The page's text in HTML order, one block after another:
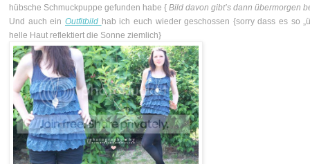
hübsche Schmuckpuppe gefunden habe { Bild davon gibt’s dann übermorgen
Und auch ein Outfitbild hab ich euch wieder geschossen {sorry dass es so
helle Haut reflektiert die Sonne ziemlich}